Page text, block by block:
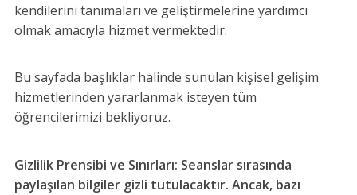
kendilerini tanımaları ve geliştirmelerine yardımcı
olmak amacıyla hizmet vermektedir.
Bu sayfada başlıklar halinde sunulan kişisel gelişim
hizmetlerinden yararlanmak isteyen tüm
öğrencilerimizi bekliyoruz.
Gizlilik Prensibi ve Sınırları: Seanslar sırasında
paylaşılan bilgiler gizli tutulacaktır. Ancak, bazı